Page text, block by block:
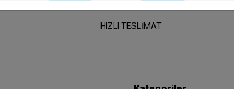
HIZLI TESLİMAT